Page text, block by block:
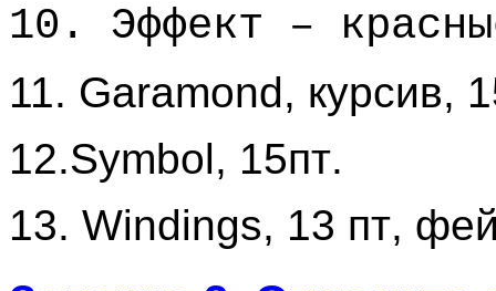
10. Эффект –
11. Garamond, курсив,
12.Symbol, 15пт.
13. Windings, 13 пт,